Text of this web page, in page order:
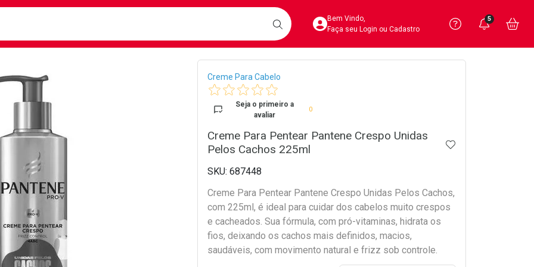
BUSCARAcesse sua Conta
Bem Vindo,
Faça seu Login ou Cadastro
Precisa
Ver Recursos
Você
5
Breadcrumb
Creme Para Cabelo
Seja o primeiro a
avaliar
0
Creme Para Pentear Pantene Crespo Unidas
Pelos Cachos 225ml
ADICIONAR AOS
687448
Creme Para Pentear Pantene Crespo Unidas Pelos Cachos,
com 225ml, é ideal para cuidar dos cabelos muito crespos
e cacheados. Sua fórmula, com pró-vitaminas, hidrata os
fios, deixando os cachos mais definidos, macios,
saudáveis, com movimento natural e frizz sob controle.